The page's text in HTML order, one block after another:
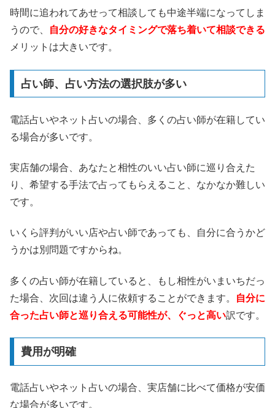
時間に追われてあせって相談しても中途半端になってしま
うので、
自分の好きなタイミングで落ち着いて相談できる
メリットは大きいです。
占い師、占い方法の選択肢が多い
電話占いやネット占いの場合、多くの占い師が在籍してい
る場合が多いです。
実店舗の場合、あなたと相性のいい占い師に巡り合えた
り、希望する手法で占ってもらえること、なかなか難しい
です。
いくら評判がいい店や占い師であっても、自分に合うかど
うかは別問題ですからね。
多くの占い師が在籍していると、もし相性がいまいちだっ
た場合、次回は違う人に依頼することができます。
自分に
合った占い師と巡り合える可能性が、ぐっと高い訳です。
費用が明確
電話占いやネット占いの場合、実店舗に比べて価格が安価
な場合が多いです。